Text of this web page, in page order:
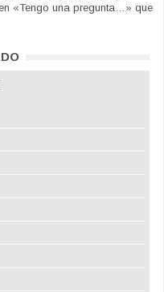
«Tengo una pregunta…» que